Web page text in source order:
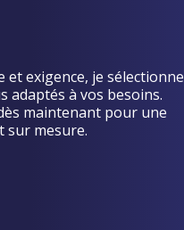
et exigence, je sélectionne
adaptés à vos besoins.
maintenant pour une
sur mesure.